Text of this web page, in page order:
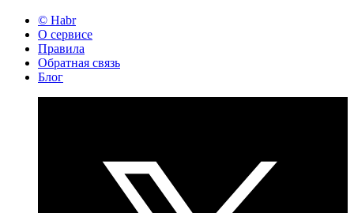
© Habr
О сервисе
Правила
Обратная связь
Блог